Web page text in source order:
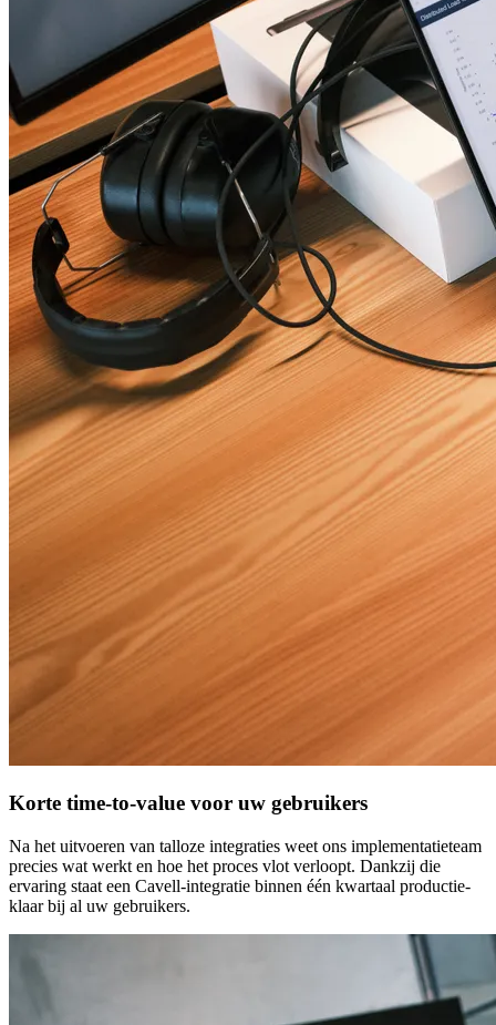
Korte time-to-value voor uw gebruikers
Na het uitvoeren van talloze integraties weet ons implementatieteam
precies wat werkt en hoe het proces vlot verloopt. Dankzij die
ervaring staat een Cavell-integratie binnen één kwartaal productie-
klaar bij al uw gebruikers.